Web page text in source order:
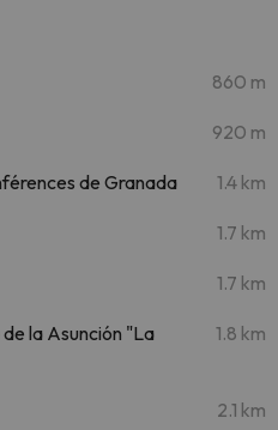
860 m
920 m
de Granada 1.4 km
1.7 km
1.7 km
la Asunción "La
1.8 km
2.1 km